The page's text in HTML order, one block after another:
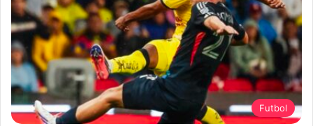
Futbol